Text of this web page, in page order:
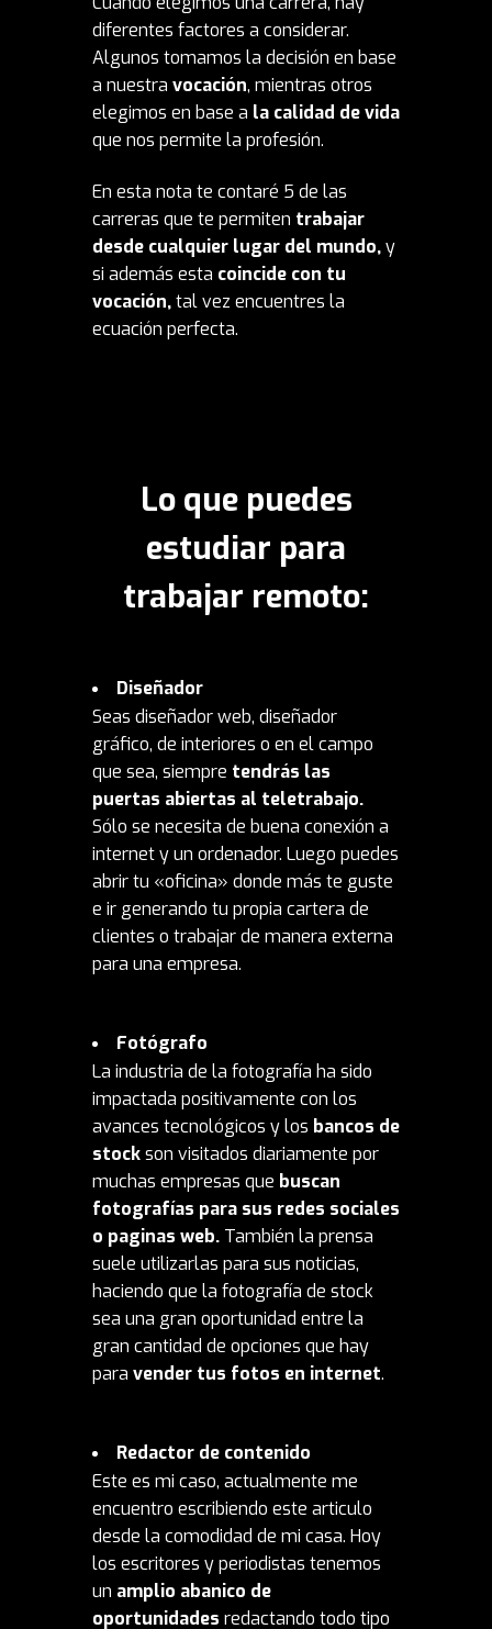
diferentes factores a considerar.
Algunos tomamos la decisión en base
a nuestra vocación, mientras otros
elegimos en base a la calidad de vida
que nos permite la profesión.
En esta nota te contaré 5 de las
carreras que te permiten trabajar
desde cualquier lugar del mundo,y
si además esta coincide con tu
vocación,tal vez encuentres la
ecuación perfecta.
Lo que puedes
estudiar para
trabajar remoto:
Diseñador
Seas diseñador web, diseñador
gráfico, de interiores o en el campo
que sea, siempre tendrás las
puertas abiertas al teletrabajo.
Sólo se necesita de buena conexión a
internet y un ordenador. Luego puedes
abrir tu «oficina» donde más te guste
e ir generando tu propia cartera de
clientes o trabajar de manera externa
para una empresa.
Fotógrafo
La industria de la fotografía ha sido
impactada positivamente con los
avances tecnológicos y los bancos de
stockson visitados diariamente por
muchas empresas que buscan
fotografías para sus redes sociales
o paginas web. También la prensa
suele utilizarlas para sus noticias,
haciendo que la fotografía de stock
sea una gran oportunidad entre la
gran cantidad de opciones que hay
para vender tus fotos en internet.
Redactor de contenido
Este es mi caso, actualmente me
encuentro escribiendo este articulo
desde la comodidad de mi casa. Hoy
los escritores y periodistas tenemos
un amplio abanico de
oportunidades redactando todo tipo